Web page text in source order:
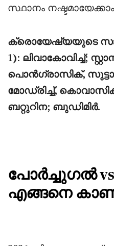
സ്ഥാനം
ക്രൊയേഷ്യയുടെ
1): ലിവാകോവിച്ച്;
പൊൻഗ്രാസിക്,
മോഡ്രിച്ച്,
ബറ്റുറിന; ബുഡിമിർ.
പോർച്ചുഗൽ
എങ്ങനെ